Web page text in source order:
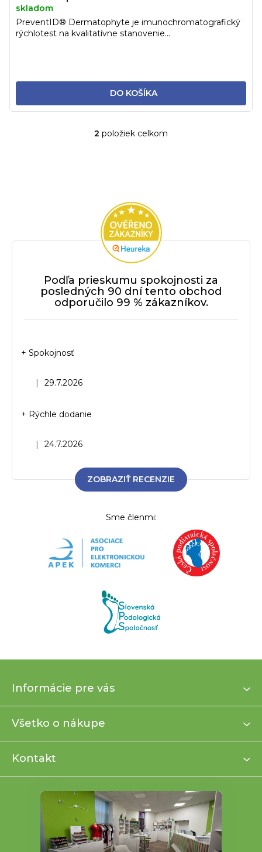
skladom
DO KOŠÍKA
PreventID® Dermatophyte je imunochromatografický
rýchlotest na kvalitatívne stanovenie...
O
a
c
i
e
p
r
v
k
y
v
2 položiek celkom
Podľa prieskumu spokojnosti za
posledných 90 dní tento obchod
odporučilo 99 % zákazníkov.
Hodnotenie obchodu je 5 z 5 hviezdičiek.
29.7.2026
+ Spokojnosť
Hodnotenie obchodu je 5 z 5 hviezdičiek.
24.7.2026
+ Rýchle dodanie
ZOBRAZIŤ RECENZIE
Sme členmi:
p
t
Informácie pre vás
Všetko o nákupe
Kontakt